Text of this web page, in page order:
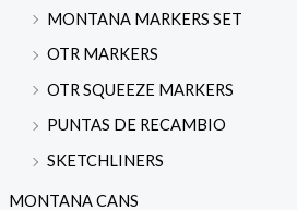
MONTANA MARKERS SET
OTR MARKERS
OTR SQUEEZE MARKERS
PUNTAS DE RECAMBIO
SKETCHLINERS
MONTANA CANS